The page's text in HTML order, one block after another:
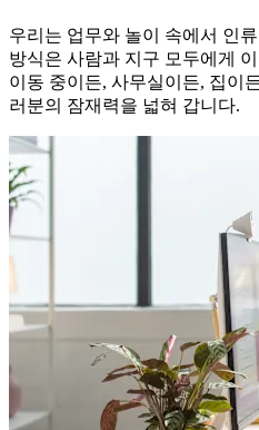
우리는 업무와 놀이 속에서 인
방식은 사람과 지구 모두에게
이동 중이든, 사무실이든, 집이
러분의 잠재력을 넓혀 갑니다.